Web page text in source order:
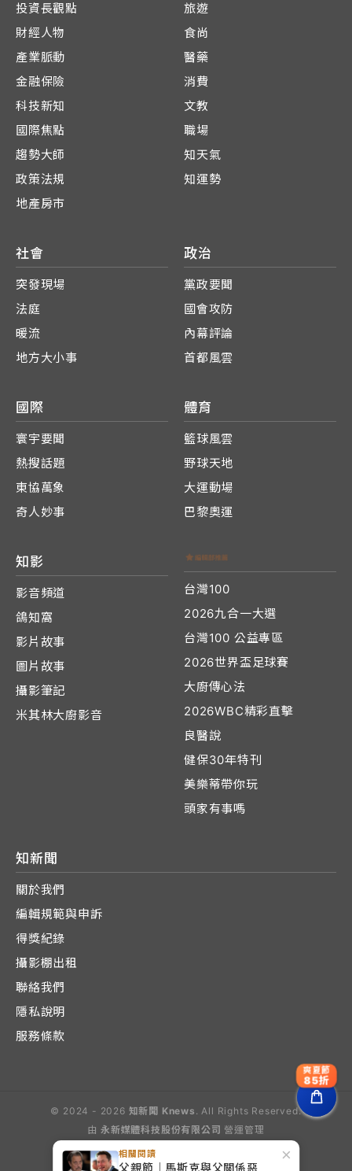
×
相關閱讀
父親節｜馬斯克與父關係惡
投資長觀點
財經人物
產業脈動
金融保險
科技新知
國際焦點
趨勢大師
政策法規
地產房市
旅遊
食尚
醫藥
消費
文教
職場
知天氣
知運勢
社會
突發現場
法庭
暖流
地方大小事
政治
黨政要聞
國會攻防
內幕評論
首都風雲
國際
寰宇要聞
熱搜話題
東協萬象
奇人妙事
體育
籃球風雲
野球天地
大運動場
巴黎奧運
知影
影音頻道
鴿知窩
影片故事
圖片故事
攝影筆記
米其林大廚影音
台灣100
2026九合一大選
台灣100 公益專區
2026世界盃足球賽
大廚傳心法
2026WBC精彩直擊
良醫說
健保30年特刊
美樂蒂帶你玩
頭家有事嗎
知新聞
關於我們
編輯規範與申訴
得獎紀錄
攝影棚出租
聯絡我們
隱私說明
服務條款
© 2024 - 2026 知新聞 Knews . All Rights Reserved.
由 永新媒體科技股份有限公司 營運管理
爽夏節
85折